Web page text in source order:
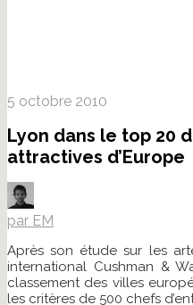
5 octobre 2010
Lyon dans le top 20
attractives d’Europe
par EM
Après son étude sur les
international Cushman &
classement des villes
les critères de 500 chefs